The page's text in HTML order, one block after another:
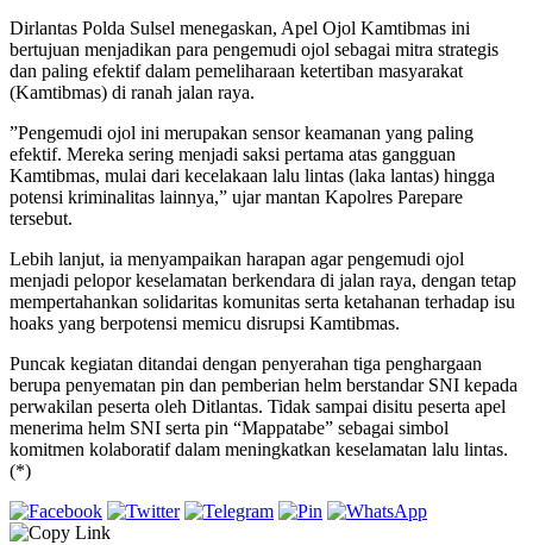
Dirlantas Polda Sulsel menegaskan, Apel Ojol Kamtibmas ini
bertujuan menjadikan para pengemudi ojol sebagai mitra strategis
dan paling efektif dalam pemeliharaan ketertiban masyarakat
(Kamtibmas) di ranah jalan raya.
‎”Pengemudi ojol ini merupakan sensor keamanan yang paling
efektif. Mereka sering menjadi saksi pertama atas gangguan
Kamtibmas, mulai dari kecelakaan lalu lintas (laka lantas) hingga
potensi kriminalitas lainnya,” ujar mantan Kapolres Parepare
tersebut.
‎Lebih lanjut, ia menyampaikan harapan agar pengemudi ojol
menjadi pelopor keselamatan berkendara di jalan raya, dengan tetap
mempertahankan solidaritas komunitas serta ketahanan terhadap isu
hoaks yang berpotensi memicu disrupsi Kamtibmas.
‎Puncak kegiatan ditandai dengan penyerahan tiga penghargaan
berupa penyematan pin dan pemberian helm berstandar SNI kepada
perwakilan peserta oleh Ditlantas. Tidak sampai disitu peserta apel
menerima helm SNI serta pin “Mappatabe” sebagai simbol
komitmen kolaboratif dalam meningkatkan keselamatan lalu lintas.
(*)